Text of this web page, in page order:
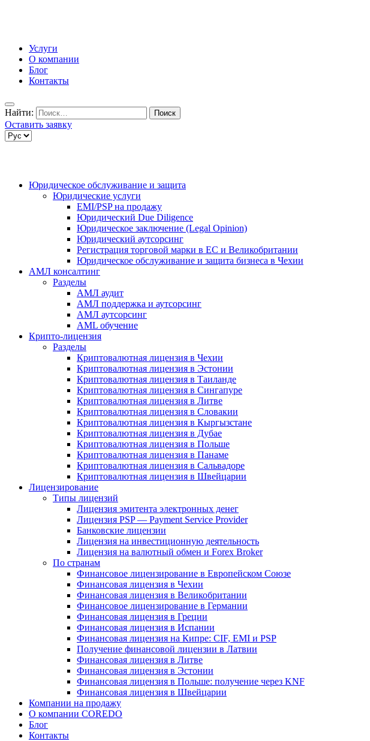
Услуги
О компании
Блог
Контакты
Найти:
Оставить заявку
Юридическое обслуживание и защита
Юридические услуги
EMI/PSP на продажу
Юридический Due Diligence
Юридическое заключение (Legal Opinion)
Юридический аутсорсинг
Регистрация торговой марки в ЕС и Великобритании
Юридическое обслуживание и защита бизнеса в Чехии
АМЛ консалтинг
Разделы
АМЛ аудит
АМЛ поддержка и аутсорсинг
АМЛ аутсорсинг
AML обучение
Крипто-лицензия
Разделы
Криптовалютная лицензия в Чехии
Криптовалютная лицензия в Эстонии
Криптовалютная лицензия в Таиланде
Криптовалютная лицензия в Сингапуре
Криптовалютная лицензия в Литве
Криптовалютная лицензия в Словакии
Криптовалютная лицензия в Кыргызстане
Криптовалютная лицензия в Дубае
Криптовалютная лицензия в Польше
Криптовалютная лицензия в Панаме
Криптовалютная лицензия в Сальвадоре
Криптовалютная лицензия в Швейцарии
Лицензирование
Типы лицензий
Лицензия эмитента электронных денег
Лицензия PSP — Payment Service Provider
Банковские лицензии
Лицензия на инвестиционную деятельность
Лицензия на валютный обмен и Forex Broker
По странам
Финансовое лицензирование в Европейском Союзе
Финансовая лицензия в Чехии
Финансовая лицензия в Великобритании
Финансовое лицензирование в Германии
Финансовая лицензия в Греции
Финансовая лицензия в Испании
Финансовая лицензия на Кипре: CIF, EMI и PSP
Получение финансовой лицензии в Латвии
Финансовая лицензия в Литве
Финансовая лицензия в Эстонии
Финансовая лицензия в Польше: получение через KNF
Финансовая лицензия в Швейцарии
Компании на продажу
О компании COREDO
Блог
Контакты